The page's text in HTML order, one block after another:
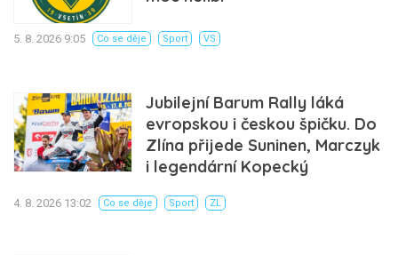
5. 8. 2026 9:05 Co se děje Sport VS
Jubilejní Barum Rally láká
evropskou i českou špičku. Do
Zlína přijede Suninen, Marczyk
i legendární Kopecký
4. 8. 2026 13:02 Co se děje Sport ZL